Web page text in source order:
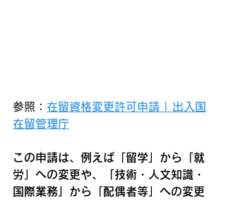
参照： 在留資格変更許可申請 | 出入国
在留管理庁
この申請は、例えば「留学」から「就
労」への変更や、「技術・人文知識・
国際業務」から「配偶者等」への変更